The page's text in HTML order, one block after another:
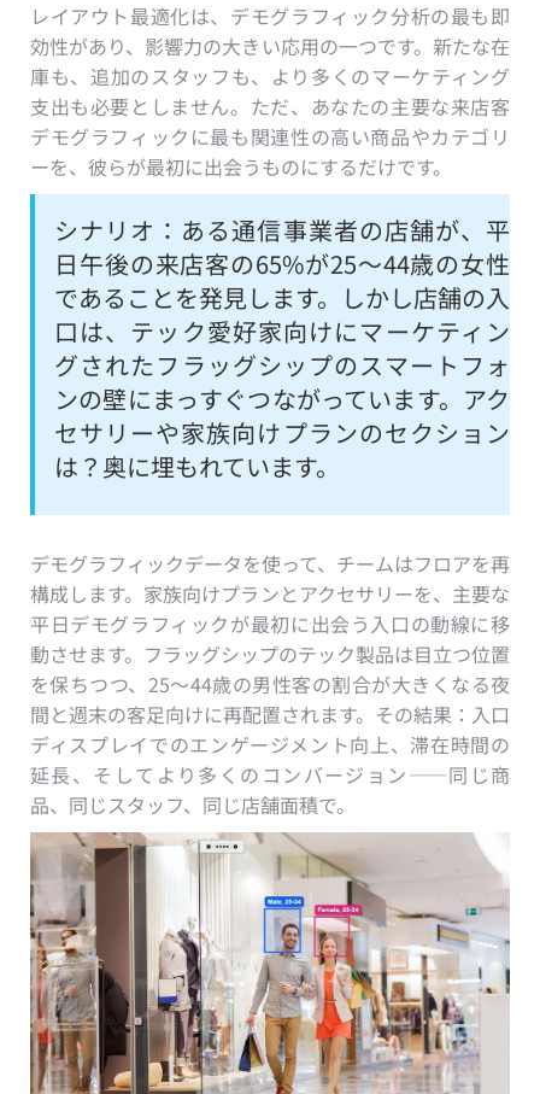
レイアウト最適化は、デモグラフィック分析の最も即
効性があり、影響力の大きい応用の一つです。新たな在
庫も、追加のスタッフも、より多くのマーケティング
支出も必要としません。ただ、あなたの主要な来店客
デモグラフィックに最も関連性の高い商品やカテゴリ
ーを、彼らが最初に出会うものにするだけです。
シナリオ：ある通信事業者の店舗が、平
日午後の来店客の65%が25〜44歳の女性
であることを発見します。しかし店舗の入
口は、テック愛好家向けにマーケティン
グされたフラッグシップのスマートフォ
ンの壁にまっすぐつながっています。アク
セサリーや家族向けプランのセクション
は？奥に埋もれています。
デモグラフィックデータを使って、チームはフロアを再
構成します。家族向けプランとアクセサリーを、主要な
平日デモグラフィックが最初に出会う入口の動線に移
動させます。フラッグシップのテック製品は目立つ位置
を保ちつつ、25〜44歳の男性客の割合が大きくなる夜
間と週末の客足向けに再配置されます。その結果：入口
ディスプレイでのエンゲージメント向上、滞在時間の
延長、そしてより多くのコンバージョン——同じ商
品、同じスタッフ、同じ店舗面積で。